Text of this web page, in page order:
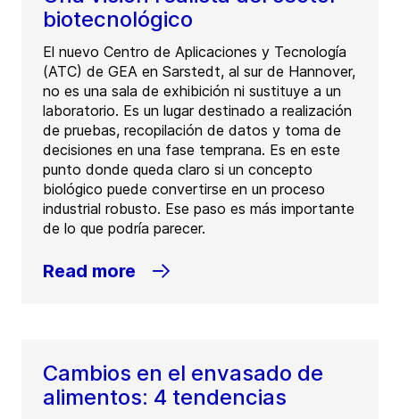
biotecnológico
El nuevo Centro de Aplicaciones y Tecnología
(ATC) de GEA en Sarstedt, al sur de Hannover,
no es una sala de exhibición ni sustituye a un
laboratorio. Es un lugar destinado a realización
de pruebas, recopilación de datos y toma de
decisiones en una fase temprana. Es en este
punto donde queda claro si un concepto
biológico puede convertirse en un proceso
industrial robusto. Ese paso es más importante
de lo que podría parecer.
Read more
Cambios en el envasado de
alimentos: 4 tendencias